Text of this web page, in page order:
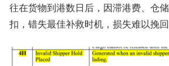
往在货物到港数日后，因滞港费、仓
扣，错失最佳补救时机，损失难以挽回